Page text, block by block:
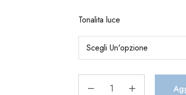
Tonalita luce